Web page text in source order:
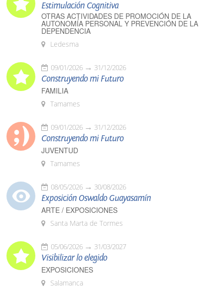
Estimulación Cognitiva
OTRAS ACTIVIDADES DE PROMOCIÓN DE LA
AUTONOMÍA PERSONAL Y PREVENCIÓN DE LA
DEPENDENCIA
Ledesma
09/01/2026 31/12/2026
Construyendo mi Futuro
FAMILIA
Tamames
09/01/2026 31/12/2026
Construyendo mi Futuro
JUVENTUD
Tamames
08/05/2026 30/08/2026
Exposición Oswaldo Guayasamín
ARTE / EXPOSICIONES
Santa Marta de Tormes
05/06/2026 31/03/2027
Visibilizar lo elegido
EXPOSICIONES
Salamanca